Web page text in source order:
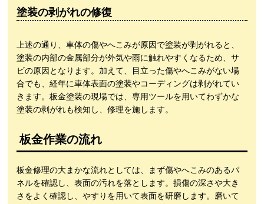
塗装の剥がれの修復
上述の通り、車体の傷やへこみが原因で塗装が剥がれると、
塗装の内部の金属部分が外気や雨に触れやすくなるため、サ
ビの原因となります。加えて、目立った傷やへこみがない場
合でも、経年に車体表面の塗装やコーディングは剥がれてい
きます。板金塗装の現場では、専用ツールを用いてわずかな
塗装の剥がれも検知し、修理を施します。
板金作業の流れ
板金修理の大まかな流れとしては、まず傷やへこみのあるパ
ネルを確認し、表面の汚れを落とします。損傷の深さや大き
さをよく確認し、やすりを用いて表面を研磨します。磨いて